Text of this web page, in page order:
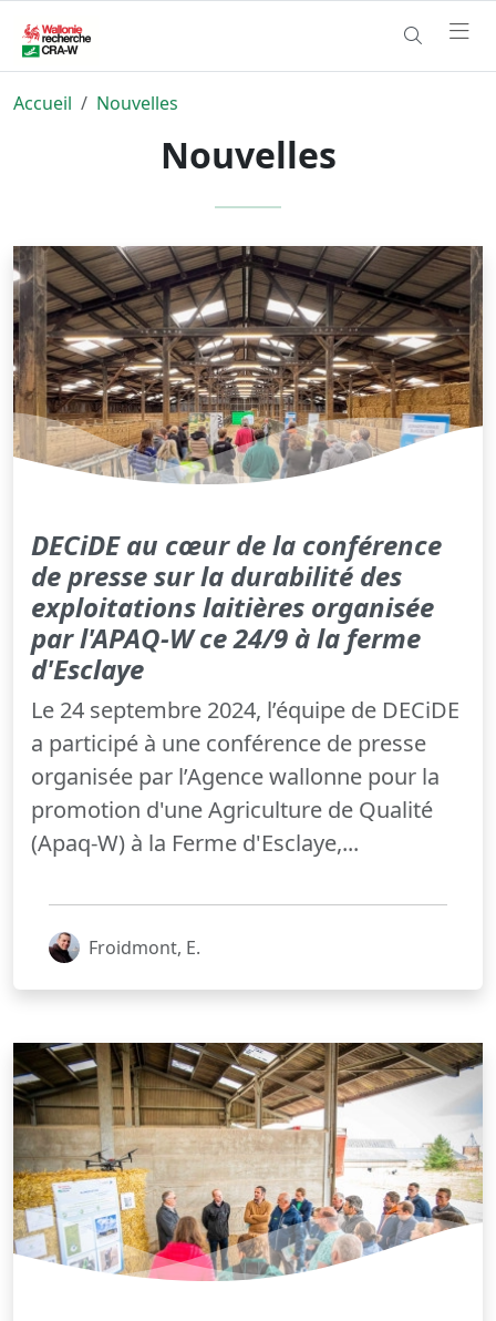
Accueil Nouvelles
Nouvelles
DECiDE au cœur de la conférence
de presse sur la durabilité des
exploitations laitières organisée
par l'APAQ-W ce 24/9 à la ferme
d'Esclaye
Le 24 septembre 2024, l’équipe de DECiDE
a participé à une conférence de presse
organisée par l’Agence wallonne pour la
promotion d'une Agriculture de Qualité
(Apaq-W) à la Ferme d'Esclaye,...
Froidmont, E.